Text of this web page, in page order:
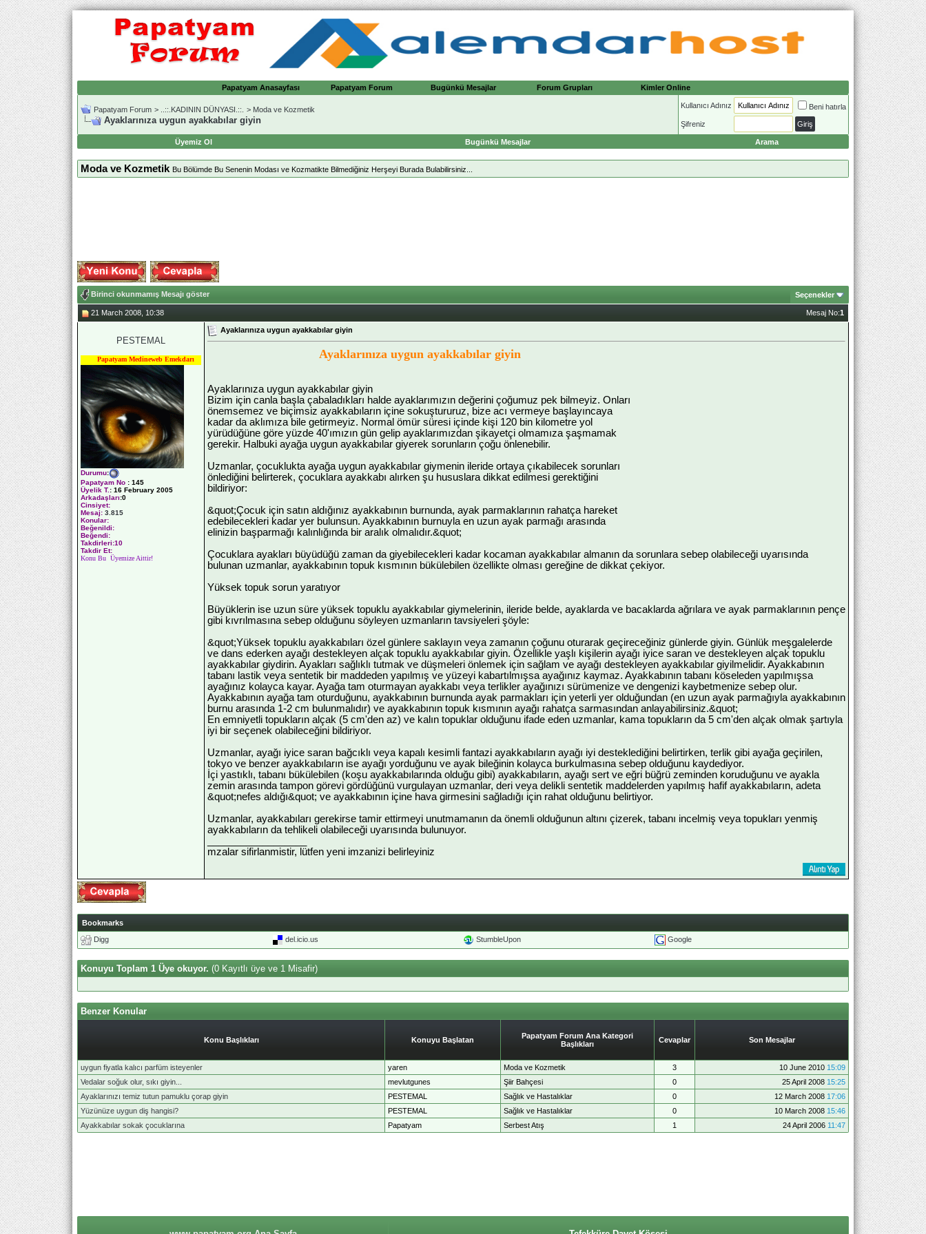
Papatyam Anasayfası Papatyam Forum Bugünkü Mesajlar Forum Grupları Kimler Online
Papatyam Forum > ..::.KADININ DÜNYASI.::. > Moda ve Kozmetik
Ayaklarınıza uygun ayakkabılar giyin
Kullanıcı Adınız Beni hatırla
Şifreniz
Üyemiz Ol Bugünkü Mesajlar Arama
Moda ve Kozmetik Bu Bölümde Bu Senenin Modası ve Kozmatikte Bilmediğiniz Herşeyi Burada Bulabilirsiniz...
Birinci okunmamış Mesajı göster Seçenekler
21 March 2008, 10:38 Mesaj No:1
PESTEMAL
Papatyam Medineweb Emekdarı
Durumu:
Papatyam No : 145
Üyelik T.: 16 February 2005
Arkadaşları:0
Cinsiyet:
Mesaj: 3.815
Konular:
Beğenildi:
Beğendi:
Takdirleri:10
Takdir Et:
Konu Bu Üyemize Aittir!
Ayaklarınıza uygun ayakkabılar giyin
Ayaklarınıza uygun ayakkabılar giyin
Ayaklarınıza uygun ayakkabılar giyin
Bizim için canla başla çabaladıkları halde ayaklarımızın değerini çoğumuz pek bilmeyiz. Onları
önemsemez ve biçimsiz ayakkabıların içine sokuştururuz, bize acı vermeye başlayıncaya
kadar da aklımıza bile getirmeyiz. Normal ömür süresi içinde kişi 120 bin kilometre yol
yürüdüğüne göre yüzde 40'ımızın gün gelip ayaklarımızdan şikayetçi olmamıza şaşmamak
gerekir. Halbuki ayağa uygun ayakkabılar giyerek sorunların çoğu önlenebilir.
Uzmanlar, çocuklukta ayağa uygun ayakkabılar giymenin ileride ortaya çıkabilecek sorunları
önlediğini belirterek, çocuklara ayakkabı alırken şu hususlara dikkat edilmesi gerektiğini
bildiriyor:
&quot;Çocuk için satın aldığınız ayakkabının burnunda, ayak parmaklarının rahatça hareket
edebilecekleri kadar yer bulunsun. Ayakkabının burnuyla en uzun ayak parmağı arasında
elinizin başparmağı kalınlığında bir aralık olmalıdır.&quot;
Çocuklara ayakları büyüdüğü zaman da giyebilecekleri kadar kocaman ayakkabılar almanın da sorunlara sebep olabileceği uyarısında
bulunan uzmanlar, ayakkabının topuk kısmının bükülebilen özellikte olması gereğine de dikkat çekiyor.
Yüksek topuk sorun yaratıyor
Büyüklerin ise uzun süre yüksek topuklu ayakkabılar giymelerinin, ileride belde, ayaklarda ve bacaklarda ağrılara ve ayak parmaklarının pençe
gibi kıvrılmasına sebep olduğunu söyleyen uzmanların tavsiyeleri şöyle:
&quot;Yüksek topuklu ayakkabıları özel günlere saklayın veya zamanın çoğunu oturarak geçireceğiniz günlerde giyin. Günlük meşgalelerde
ve dans ederken ayağı destekleyen alçak topuklu ayakkabılar giyin. Özellikle yaşlı kişilerin ayağı iyice saran ve destekleyen alçak topuklu
ayakkabılar giydirin. Ayakları sağlıklı tutmak ve düşmeleri önlemek için sağlam ve ayağı destekleyen ayakkabılar giyilmelidir. Ayakkabının
tabanı lastik veya sentetik bir maddeden yapılmış ve yüzeyi kabartılmışsa ayağınız kaymaz. Ayakkabının tabanı köseleden yapılmışsa
ayağınız kolayca kayar. Ayağa tam oturmayan ayakkabı veya terlikler ayağınızı sürümenize ve dengenizi kaybetmenize sebep olur.
Ayakkabının ayağa tam oturduğunu, ayakkabının burnunda ayak parmakları için yeterli yer olduğundan (en uzun ayak parmağıyla ayakkabının
burnu arasında 1-2 cm bulunmalıdır) ve ayakkabının topuk kısmının ayağı rahatça sarmasından anlayabilirsiniz.&quot;
En emniyetli topukların alçak (5 cm'den az) ve kalın topuklar olduğunu ifade eden uzmanlar, kama topukların da 5 cm'den alçak olmak şartıyla
iyi bir seçenek olabileceğini bildiriyor.
Uzmanlar, ayağı iyice saran bağcıklı veya kapalı kesimli fantazi ayakkabıların ayağı iyi desteklediğini belirtirken, terlik gibi ayağa geçirilen,
tokyo ve benzer ayakkabıların ise ayağı yorduğunu ve ayak bileğinin kolayca burkulmasına sebep olduğunu kaydediyor.
İçi yastıklı, tabanı bükülebilen (koşu ayakkabılarında olduğu gibi) ayakkabıların, ayağı sert ve eğri büğrü zeminden koruduğunu ve ayakla
zemin arasında tampon görevi gördüğünü vurgulayan uzmanlar, deri veya delikli sentetik maddelerden yapılmış hafif ayakkabıların, adeta
&quot;nefes aldığı&quot; ve ayakkabının içine hava girmesini sağladığı için rahat olduğunu belirtiyor.
Uzmanlar, ayakkabıları gerekirse tamir ettirmeyi unutmamanın da önemli olduğunun altını çizerek, tabanı incelmiş veya topukları yenmiş
ayakkabıların da tehlikeli olabileceği uyarısında bulunuyor.
mzalar sifirlanmistir, lütfen yeni imzanizi belirleyiniz
Bookmarks
Digg
del.icio.us StumbleUpon Google
Konuyu Toplam 1 Üye okuyor. (0 Kayıtlı üye ve 1 Misafir)
Benzer Konular
Konu Başlıkları Konuyu Başlatan
Papatyam Forum Ana Kategori
Başlıkları
Cevaplar Son Mesajlar
uygun fiyatla kalıcı parfüm isteyenler yaren Moda ve Kozmetik 3 10 June 2010 15:09
Vedalar soğuk olur, sıkı giyin...
mevlutgunes Şiir Bahçesi 0 25 April 2008 15:25
Ayaklarınızı temiz tutun pamuklu çorap giyin
PESTEMAL Sağlık ve Hastalıklar 0 12 March 2008 17:06
Yüzünüze uygun diş hangisi?
PESTEMAL Sağlık ve Hastalıklar 0 10 March 2008 15:46
Ayakkabılar sokak çocuklarına
Papatyam Serbest Atış 1 24 April 2006 11:47